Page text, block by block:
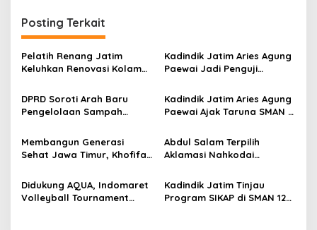
a
s
i
o
Posting Terkait
Pelatih Renang Jatim
Keluhkan Renovasi Kolam
Persiapan Menuju PON 2028
Terganggu
Kadindik Jatim Aries Agung
Paewai Jadi Penguji
Tingkat II 2026, Tekankan
Inovasi Berdampak bagi
Masyarakat
DPRD Soroti Arah Baru
Pengelolaan Sampah
TPA Benowo
Kadindik Jatim Aries Agung
Paewai Ajak Taruna SMAN 2
Bojonegoro Budayakan
Hidup Sehat Lewat Senam
Membangun Generasi
Sehat Jawa Timur, Khofifah
Bersama Kadindik Aries
Agung Paewai
Abdul Salam Terpilih
Aklamasi Nahkodai
2026-2031
Didukung AQUA, Indomaret
Volleyball Tournament
Kadindik Jatim Tinjau
Program SIKAP di SMAN 12